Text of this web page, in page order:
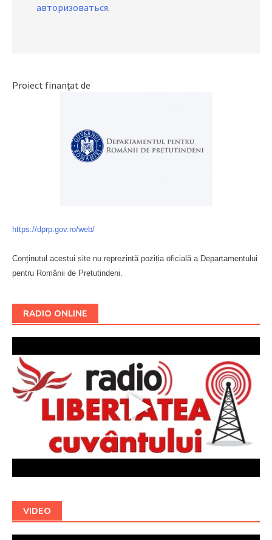
авторизоваться.
Proiect finanțat de
https://dprp.gov.ro/web/
Conținutul acestui site nu reprezintă poziția oficială a Departamentului
pentru Românii de Pretutindeni.
RADIO ONLINE
VIDEO